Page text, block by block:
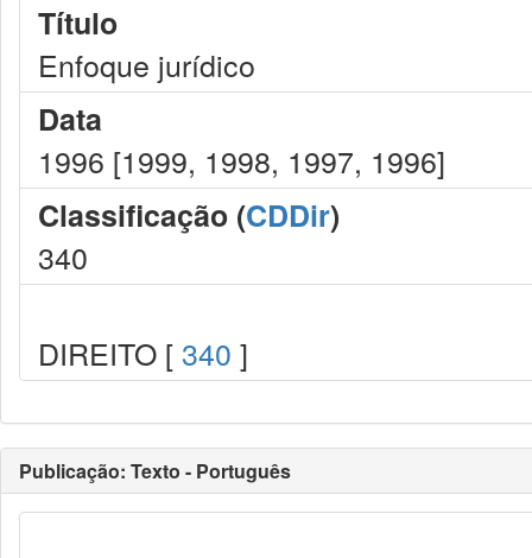
Título
Enfoque jurídico
Data
1996 [1999, 1998, 1997, 1996]
Classificação (CDDir)
340
DIREITO [ 340 ]
Publicação: Texto - Português